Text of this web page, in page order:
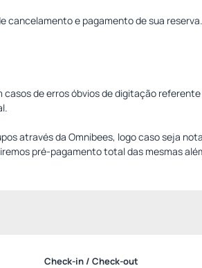
cancelamento e pagamento de sua
casos de erros óbvios de digitação
através da Omnibees, logo caso seja
pré-pagamento total das mesmas
Check-in / Check-out